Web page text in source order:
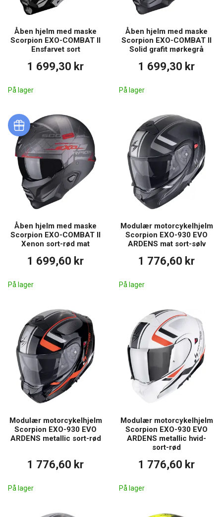
Åben hjelm med maske
Scorpion EXO-COMBAT II
Ensfarvet sort
1 699,30 kr
På lager
Åben hjelm med maske
Scorpion EXO-COMBAT II
Solid grafit mørkegrå
1 699,30 kr
På lager
Åben hjelm med maske
Scorpion EXO-COMBAT II
Xenon sort-rød mat
1 699,60 kr
På lager
Modulær motorcykelhjelm
Scorpion EXO-930 EVO
ARDENS mat sort-sølv
1 776,60 kr
På lager
Modulær motorcykelhjelm
Scorpion EXO-930 EVO
ARDENS metallic sort-rød
1 776,60 kr
På lager
Modulær motorcykelhjelm
Scorpion EXO-930 EVO
ARDENS metallic hvid-
sort-rød
1 776,60 kr
På lager